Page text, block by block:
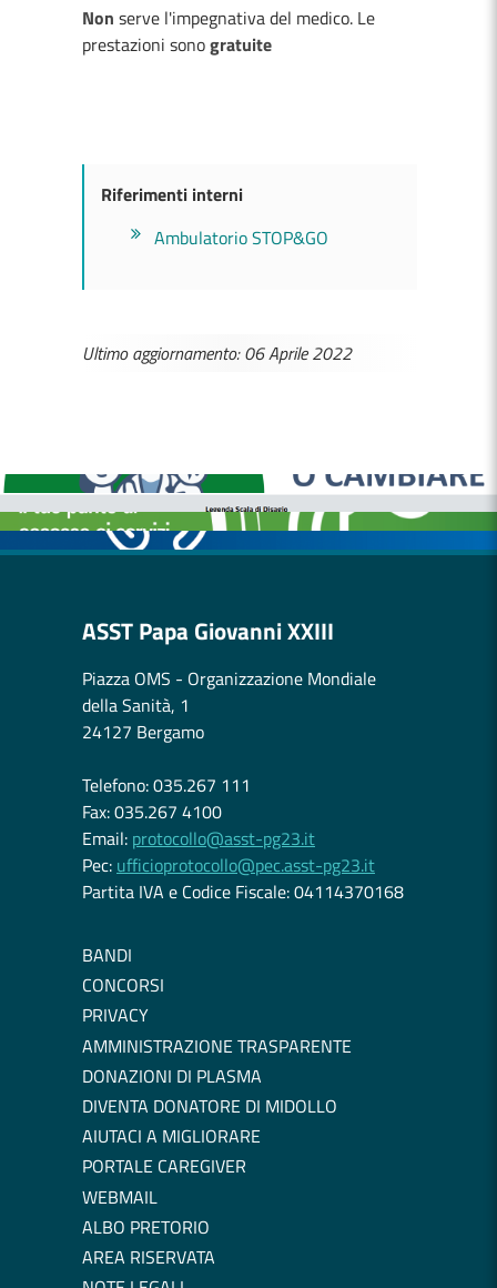
Non serve l'impegnativa del medico. Le
prestazioni sonogratuite
Riferimenti interni
Ambulatorio STOP&GO
Ultimo aggiornamento: 06 Aprile 2022
BOLLETTINI DISAGIO DA CALORE
CASE DI COMUNITÀ
OSPEDALE DI COMUNITÀ
ASST Papa Giovanni XXIII
Piazza OMS - Organizzazione Mondiale
della Sanità, 1
24127 Bergamo
Telefono: 035.267 111
Fax: 035.267 4100
Email: protocollo@asst-pg23.it
Pec: ufficioprotocollo@pec.asst-pg23.it
Partita IVA e Codice Fiscale: 04114370168
BANDI
CONCORSI
PRIVACY
AMMINISTRAZIONE TRASPARENTE
DONAZIONI DI PLASMA
DIVENTA DONATORE DI MIDOLLO
AIUTACI A MIGLIORARE
PORTALE CAREGIVER
WEBMAIL
ALBO PRETORIO
AREA RISERVATA